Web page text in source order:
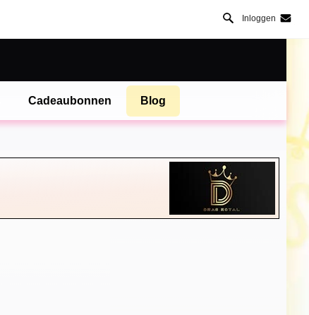
Inloggen
Cadeaubonnen Blog